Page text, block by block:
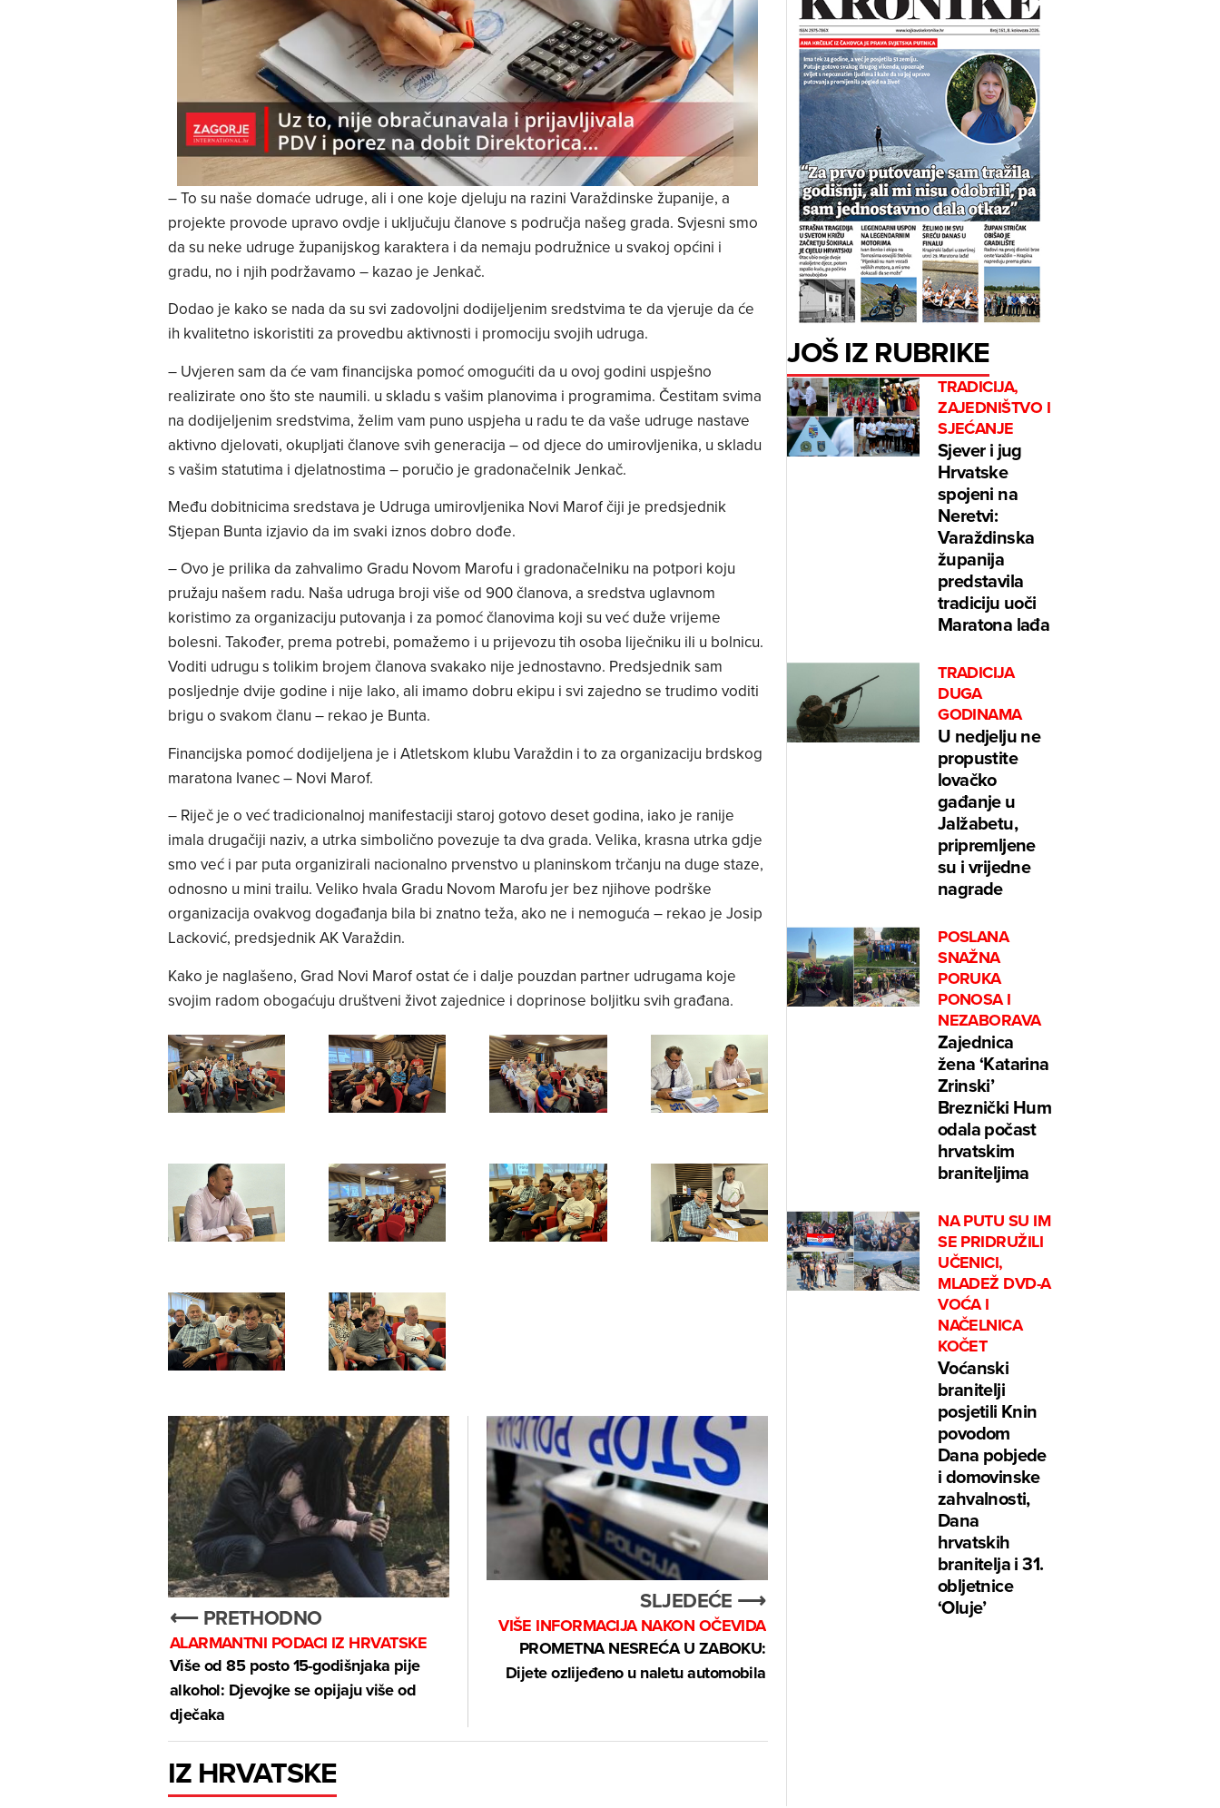
– To su naše domaće udruge, ali i one koje djeluju na razini Varaždinske županije, a
projekte provode upravo ovdje i uključuju članove s područja našeg grada. Svjesni smo
da su neke udruge županijskog karaktera i da nemaju podružnice u svakoj općini i
gradu, no i njih podržavamo – kazao je Jenkač.
Dodao je kako se nada da su svi zadovoljni dodijeljenim sredstvima te da vjeruje da će
ih kvalitetno iskoristiti za provedbu aktivnosti i promociju svojih udruga.
– Uvjeren sam da će vam financijska pomoć omogućiti da u ovoj godini uspješno
realizirate ono što ste naumili. u skladu s vašim planovima i programima. Čestitam svima
na dodijeljenim sredstvima, želim vam puno uspjeha u radu te da vaše udruge nastave
aktivno djelovati, okupljati članove svih generacija – od djece do umirovljenika, u skladu
s vašim statutima i djelatnostima – poručio je gradonačelnik Jenkač.
Među dobitnicima sredstava je Udruga umirovljenika Novi Marof čiji je predsjednik
Stjepan Bunta izjavio da im svaki iznos dobro dođe.
– Ovo je prilika da zahvalimo Gradu Novom Marofu i gradonačelniku na potpori koju
pružaju našem radu. Naša udruga broji više od 900 članova, a sredstva uglavnom
koristimo za organizaciju putovanja i za pomoć članovima koji su već duže vrijeme
bolesni. Također, prema potrebi, pomažemo i u prijevozu tih osoba liječniku ili u bolnicu.
Voditi udrugu s tolikim brojem članova svakako nije jednostavno. Predsjednik sam
posljednje dvije godine i nije lako, ali imamo dobru ekipu i svi zajedno se trudimo voditi
brigu o svakom članu – rekao je Bunta.
Financijska pomoć dodijeljena je i Atletskom klubu Varaždin i to za organizaciju brdskog
maratona Ivanec – Novi Marof.
– Riječ je o već tradicionalnoj manifestaciji staroj gotovo deset godina, iako je ranije
imala drugačiji naziv, a utrka simbolično povezuje ta dva grada. Velika, krasna utrka gdje
smo već i par puta organizirali nacionalno prvenstvo u planinskom trčanju na duge staze,
odnosno u mini trailu. Veliko hvala Gradu Novom Marofu jer bez njihove podrške
organizacija ovakvog događanja bila bi znatno teža, ako ne i nemoguća – rekao je Josip
Lacković, predsjednik AK Varaždin.
Kako je naglašeno, Grad Novi Marof ostat će i dalje pouzdan partner udrugama koje
svojim radom obogaćuju društveni život zajednice i doprinose boljitku svih građana.
⟵ PRETHODNO
ALARMANTNI PODACI IZ HRVATSKE
Više od 85 posto 15-godišnjaka pije
alkohol: Djevojke se opijaju više od
dječaka
SLJEDEĆE ⟶
VIŠE INFORMACIJA NAKON OČEVIDA
PROMETNA NESREĆA U ZABOKU:
Dijete ozlijeđeno u naletu automobila
IZ HRVATSKE
JOŠ IZ RUBRIKE
TRADICIJA,
ZAJEDNIŠTVO I
SJEĆANJE
Sjever i jug
Hrvatske
spojeni na
Neretvi:
Varaždinska
županija
predstavila
tradiciju uoči
Maratona lađa
TRADICIJA
DUGA
GODINAMA
U nedjelju ne
propustite
lovačko
gađanje u
Jalžabetu,
pripremljene
su i vrijedne
nagrade
POSLANA
SNAŽNA
PORUKA
PONOSA I
NEZABORAVA
Zajednica
žena ‘Katarina
Zrinski’
Breznički Hum
odala počast
hrvatskim
braniteljima
NA PUTU SU IM
SE PRIDRUŽILI
UČENICI,
MLADEŽ DVD-A
VOĆA I
NAČELNICA
KOČET
Voćanski
branitelji
posjetili Knin
povodom
Dana pobjede
i domovinske
zahvalnosti,
Dana
hrvatskih
branitelja i 31.
obljetnice
‘Oluje’